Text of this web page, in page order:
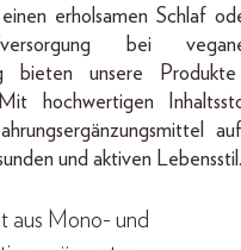
erholsamen Schlaf
bei
bieten unsere
hochwertigen
und aktiven Lebensstil.
aus Mono- und